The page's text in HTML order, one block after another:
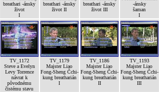
breathari -ánsky
život
I
breathari -ánsky
život II
breathari -ánsky
život III
-ánsky
šaman
I
TV_1172
Steve a Evelyn
Levy Torrence
návrat k
pôvodnému
čistému stavu
TV_1179
Majster Liao
Fong-Sheng Čchi-
kung breatharián
I
TV_1186
Majster Liao
Fong-Sheng Čchi-
kung breatharián
II
TV_1193
Majster Liao
Fong-Sheng Čchi-
kung breatharián
III